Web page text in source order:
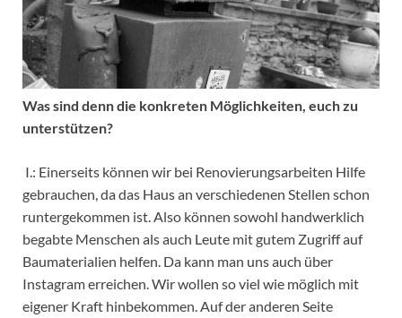
Was sind denn die konkreten Möglichkeiten, euch zu
unterstützen?
I.: Einerseits können wir bei Renovierungsarbeiten Hilfe
gebrauchen, da das Haus an verschiedenen Stellen schon
runtergekommen ist. Also können sowohl handwerklich
begabte Menschen als auch Leute mit gutem Zugriff auf
Baumaterialien helfen. Da kann man uns auch über
Instagram erreichen. Wir wollen so viel wie möglich mit
eigener Kraft hinbekommen. Auf der anderen Seite